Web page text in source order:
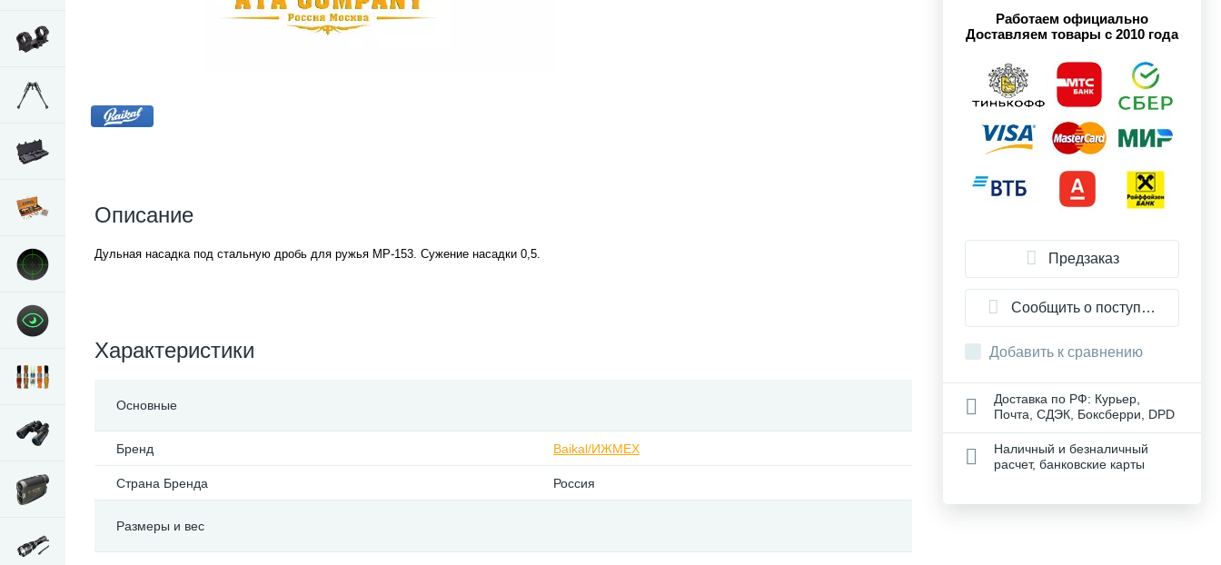
Описание
Дульная насадка под стальную дробь для ружья МР-153. Сужение насадки 0,5.
Характеристики
Основные
Бренд Baikal/ИЖМЕХ
Страна Бренда Россия
Размеры и вес
Работаем официально
Доставляем товары с 2010 года
Предзаказ
Сообщить о поступлении
Добавить к сравнению
Доставка по РФ: Курьер,
Почта, СДЭК, Боксберри, DPD
Наличный и безналичный
расчет, банковские карты